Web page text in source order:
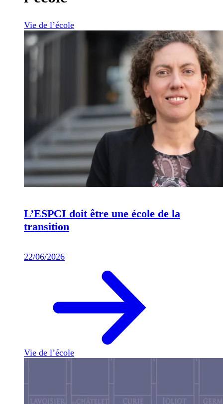
Vie de l’école
L’ESPCI doit être une école de la
transition
22/06/2026
Vie de l’école